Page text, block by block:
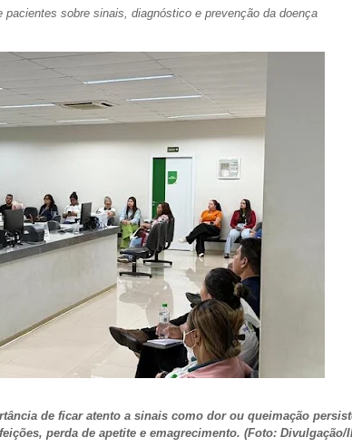
sobre sinais, diagnóstico e prevenção da doença
de ficar atento a sinais como dor ou queimação
perda de apetite e emagrecimento. (Foto: Divulgação/